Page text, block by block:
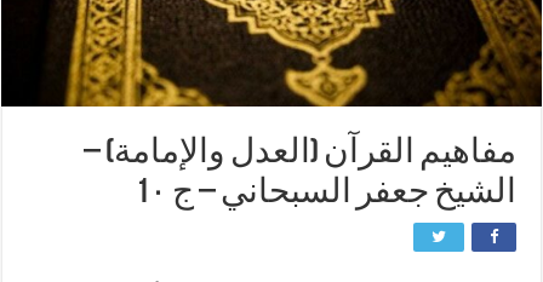
مفاهيم القرآن (العدل والإمامة) –
الشيخ جعفر السبحاني – ج 1٠